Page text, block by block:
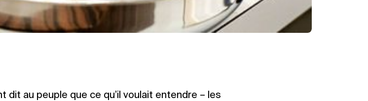
dit au peuple que ce qu’il voulait entendre – les